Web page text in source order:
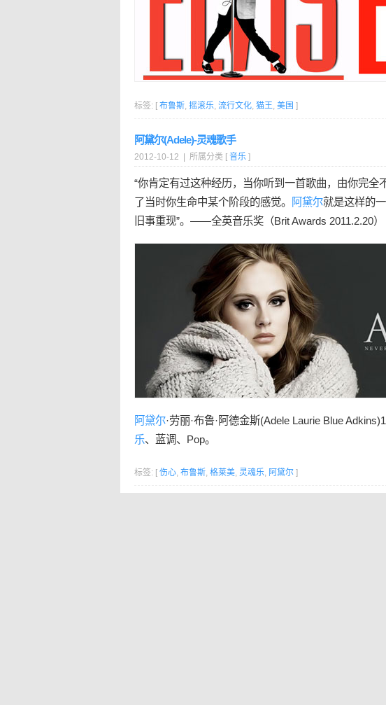
标签: [ 布鲁斯, 摇滚乐, 流行文化, 猫王, 美国 ]
阿黛尔(Adele)-灵魂歌手
2012-10-12 | 所属分类 [ 音乐 ]
“你肯定有过这种经历，当你听到一首歌曲，由你完
了当时你生命中某个阶段的感觉。
阿黛尔就是这样的
旧事重现”。——全英音乐奖（Brit Awards 2011.2.20）
阿黛尔·劳丽·布鲁·阿德金斯(Adele Laurie Blue
乐、蓝调、Pop。
标签: [ 伤心, 布鲁斯, 格莱美, 灵魂乐, 阿黛尔 ]